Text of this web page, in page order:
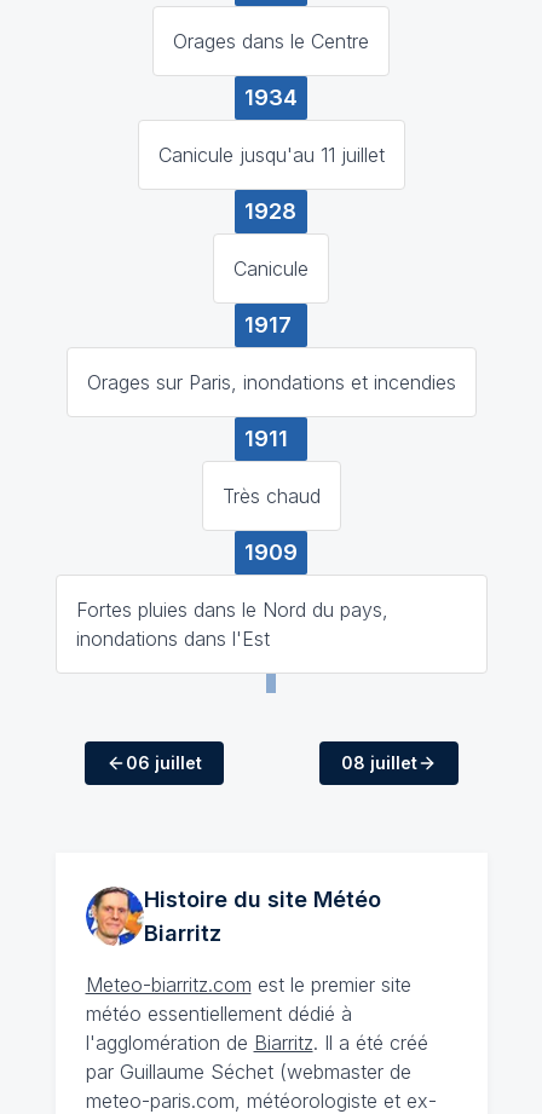
Orages dans le Centre
1934
Canicule jusqu'au 11 juillet
1928
Canicule
1917
Orages sur Paris, inondations et incendies
1911
Très chaud
1909
Fortes pluies dans le Nord du pays,
inondations dans l'Est
06 juillet 08 juillet
Histoire du site Météo
Biarritz
Meteo-biarritz.com est le premier site
météo essentiellement dédié à
l'agglomération de Biarritz. Il a été créé
par Guillaume Séchet (webmaster de
meteo-paris.com, météorologiste et ex-